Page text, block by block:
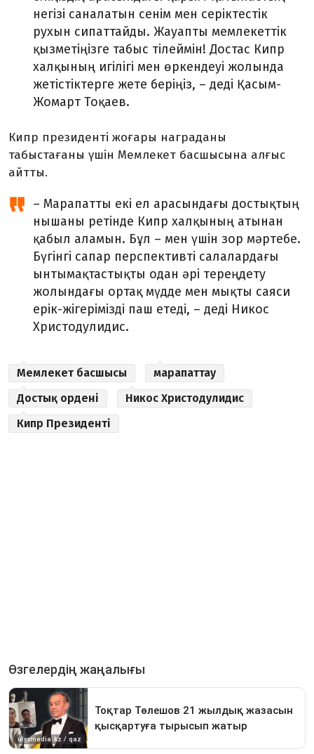
негізі саналатын сенім мен серіктестік
рухын сипаттайды. Жауапты мемлекеттік
қызметіңізге табыс тілеймін! Достас Кипр
халқының игілігі мен өркендеуі жолында
жетістіктерге жете беріңіз, – деді Қасым-
Жомарт Тоқаев.
Кипр президенті жоғары награданы
табыстағаны үшін Мемлекет басшысына алғыс
айтты.
– Марапатты екі ел арасындағы достықтың
нышаны ретінде Кипр халқының атынан
қабыл аламын. Бұл – мен үшін зор мәртебе.
Бүгінгі сапар перспективті салалардағы
ынтымақтастықты одан әрі тереңдету
жолындағы ортақ мүдде мен мықты саяси
ерік-жігерімізді паш етеді, – деді Никос
Христодулидис.
Мемлекет басшысы
марапаттау
Достық ордені
Никос Христодулидис
Кипр Президенті